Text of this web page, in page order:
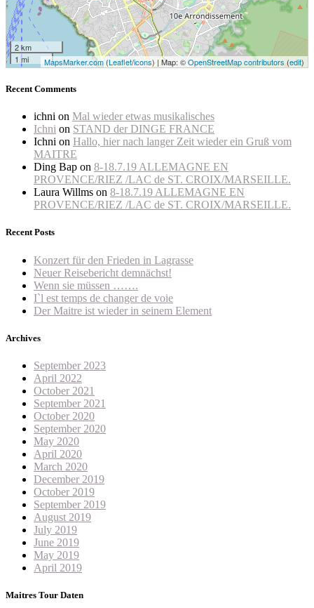
2 km
1 mi
MapsMarker.com(Leaflet/icons) | Map: ©OpenStreetMap contributors (edit)
Recent Comments
ichni on Mal wieder etwas musikalisches
Ichni on STAND der DINGE FRANCE
Ichni on Hallo, hier nach langer Zeit wieder ein Gruß vom
MAITRE
Ding Bap on 8-18.7.19 ALLEMAGNE EN
PROVENCE/RIEZ /LAC de ST. CROIX/MARSEILLE.
Laura Willms on 8-18.7.19 ALLEMAGNE EN
PROVENCE/RIEZ /LAC de ST. CROIX/MARSEILLE.
Recent Posts
Konzert für den Frieden in Lagrasse
Neuer Reisebericht demnächst!
Wenn sie müssen …….
I`l est temps de changer de voie
Der Maitre ist wieder in seinem Element
Archives
September 2023
April 2022
October 2021
September 2021
October 2020
September 2020
May 2020
April 2020
March 2020
December 2019
October 2019
September 2019
August 2019
July 2019
June 2019
May 2019
April 2019
Maitres Tour Daten